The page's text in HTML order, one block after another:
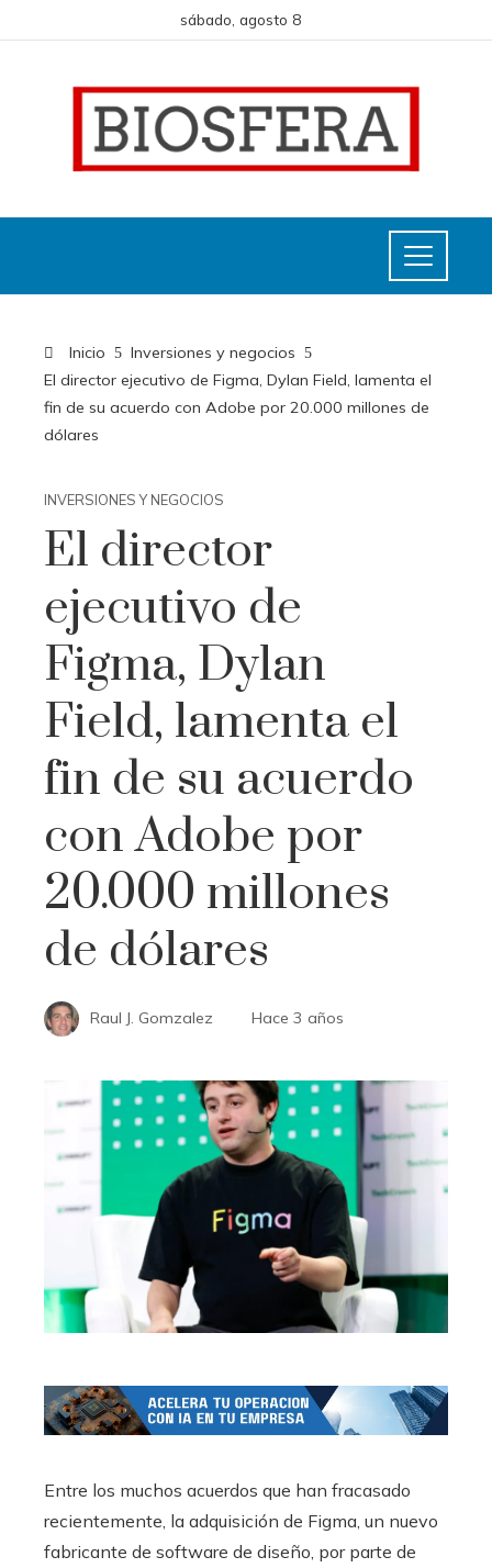
sábado, agosto 8
Inicio
Inversiones y negocios
El director ejecutivo de Figma, Dylan Field, lamenta el
fin de su acuerdo con Adobe por 20.000 millones de
dólares
INVERSIONES Y NEGOCIOS
El director
ejecutivo de
Figma, Dylan
Field, lamenta el
fin de su acuerdo
con Adobe por
20.000 millones
de dólares
Raul J. Gomzalez Hace 3 años
Entre los muchos acuerdos que han fracasado
recientemente, la adquisición de Figma, un nuevo
fabricante de software de diseño, por parte de